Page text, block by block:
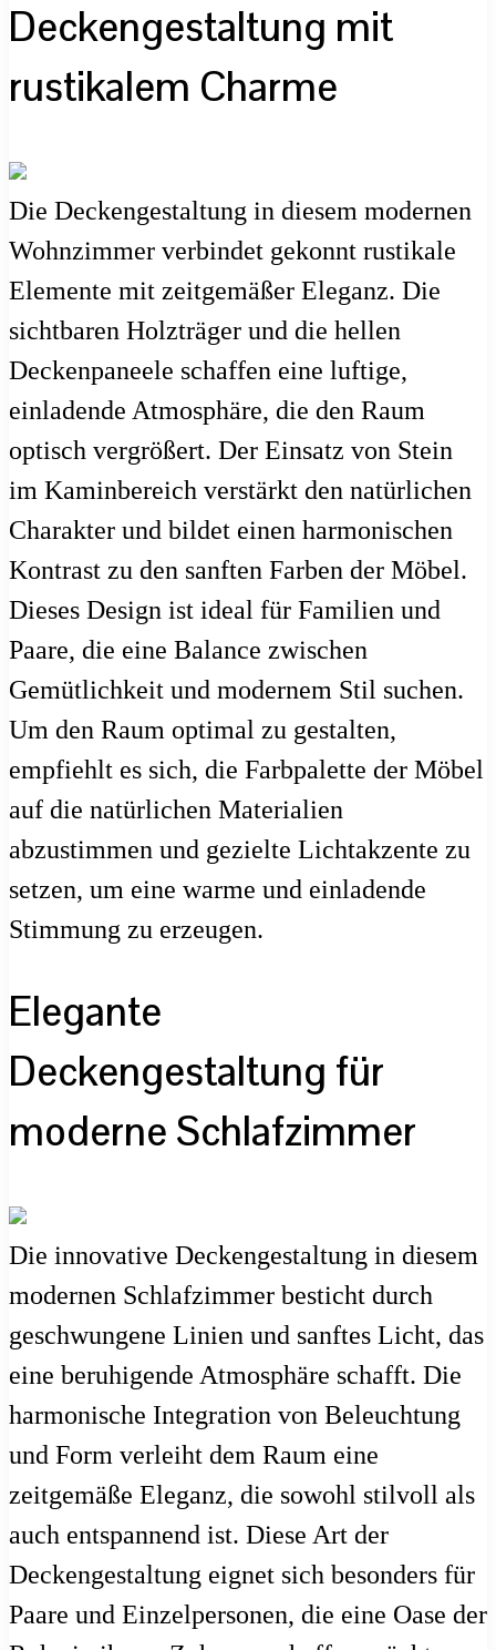
Deckengestaltung mit
rustikalem Charme
Die Deckengestaltung in diesem modernen
Wohnzimmer verbindet gekonnt rustikale
Elemente mit zeitgemäßer Eleganz. Die
sichtbaren Holzträger und die hellen
Deckenpaneele schaffen eine luftige,
einladende Atmosphäre, die den Raum
optisch vergrößert. Der Einsatz von Stein
im Kaminbereich verstärkt den natürlichen
Charakter und bildet einen harmonischen
Kontrast zu den sanften Farben der Möbel.
Dieses Design ist ideal für Familien und
Paare, die eine Balance zwischen
Gemütlichkeit und modernem Stil suchen.
Um den Raum optimal zu gestalten,
empfiehlt es sich, die Farbpalette der Möbel
auf die natürlichen Materialien
abzustimmen und gezielte Lichtakzente zu
setzen, um eine warme und einladende
Stimmung zu erzeugen.
Elegante
Deckengestaltung für
moderne Schlafzimmer
Die innovative Deckengestaltung in diesem
modernen Schlafzimmer besticht durch
geschwungene Linien und sanftes Licht, das
eine beruhigende Atmosphäre schafft. Die
harmonische Integration von Beleuchtung
und Form verleiht dem Raum eine
zeitgemäße Eleganz, die sowohl stilvoll als
auch entspannend ist. Diese Art der
Deckengestaltung eignet sich besonders für
Paare und Einzelpersonen, die eine Oase der